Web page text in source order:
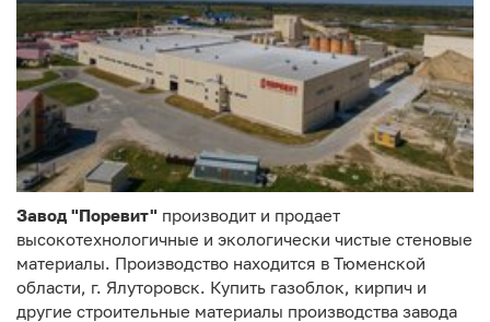
Завод "Поревит" производит и продает
высокотехнологичные и экологически чистые стеновые
материалы. Производство находится в Тюменской
области, г. Ялуторовск. Купить газоблок, кирпич и
другие строительные материалы производства завода